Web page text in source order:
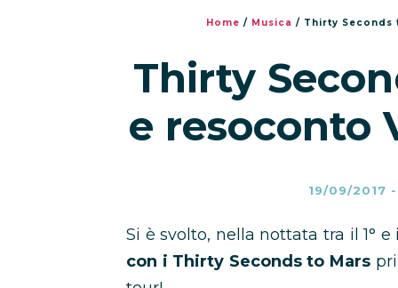
Home / Musica / Thirty Seconds
Thirty
e resoconto
19/09/2017 -
Si è svolto, nella nottata tra il 1° e
con i Thirty Seconds to Mars